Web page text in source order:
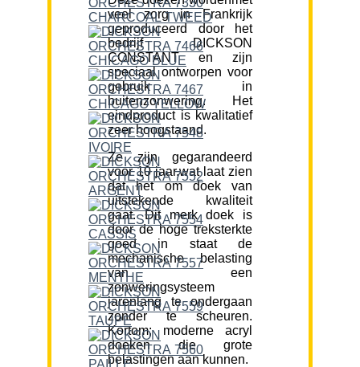
veel zorg in Frankrijk
geproduceerd door het
bedrijf DICKSON
CONSTANT en zijn
speciaal ontworpen voor
gebruik in
buitenzonwering. Het
eindproduct is kwalitatief
zeer hoogstaand.
Ze zijn gegarandeerd
voor 10 jaar,wat laat zien
dat het om doek van
uitstekende kwaliteit
gaat. Dit merk doek is
door de hoge treksterkte
goed in staat de
mechanische belasting
van een
zonweringsysteem
jarenlang te ondergaan
zonder te scheuren.
Kortom; moderne acryl
doeken die grote
belastingen aan kunnen.